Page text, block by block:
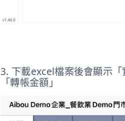
3. 下載excel檔案後會顯示
「轉帳金額」